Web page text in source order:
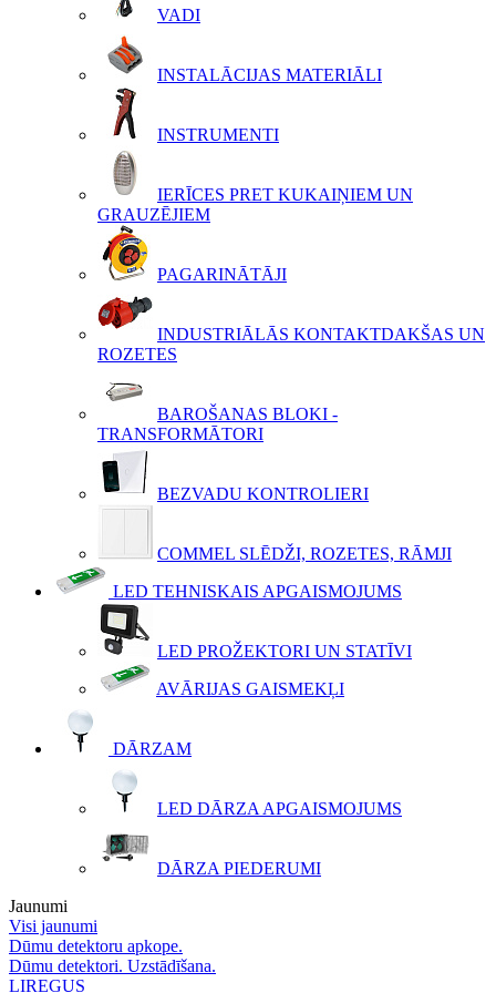
VADI
INSTALĀCIJAS MATERIĀLI
INSTRUMENTI
IERĪCES PRET KUKAIŅIEM UN
GRAUZĒJIEM
PAGARINĀTĀJI
INDUSTRIĀLĀS KONTAKTDAKŠAS UN
ROZETES
BAROŠANAS BLOKI -
TRANSFORMĀTORI
BEZVADU KONTROLIERI
COMMEL SLĒDŽI, ROZETES, RĀMJI
LED TEHNISKAIS APGAISMOJUMS
LED PROŽEKTORI UN STATĪVI
AVĀRIJAS GAISMEKĻI
DĀRZAM
LED DĀRZA APGAISMOJUMS
DĀRZA PIEDERUMI
Jaunumi
Visi jaunumi
Dūmu detektoru apkope.
Dūmu detektori. Uzstādīšana.
LIREGUS